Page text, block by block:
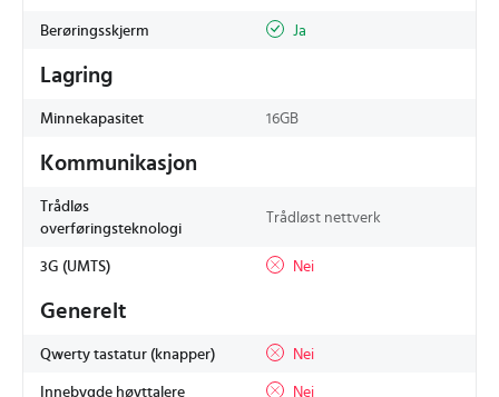
Berøringsskjerm Ja
Lagring
Minnekapasitet 16GB
Kommunikasjon
Trådløs
overføringsteknologi
Trådløst nettverk
3G (UMTS) Nei
Generelt
Qwerty tastatur (knapper) Nei
Innebygde høyttalere Nei